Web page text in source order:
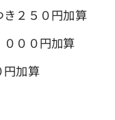
２５０円加算
００円加算
円加算